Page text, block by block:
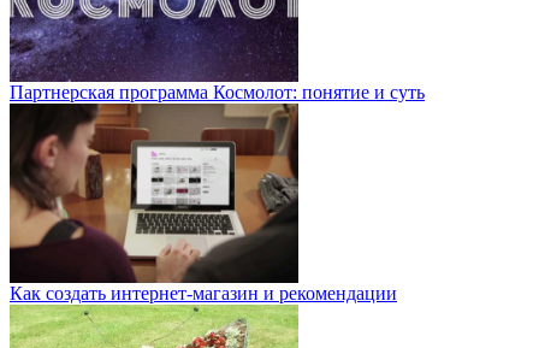
Партнерская программа Космолот: понятие и суть
Как создать интернет-магазин и рекомендации